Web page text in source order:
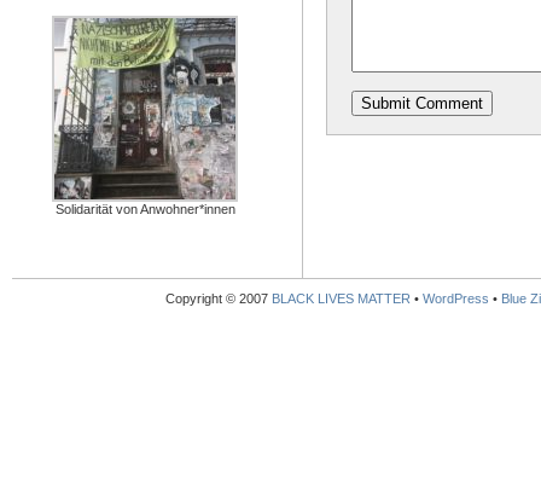
Solidarität von Anwohner*innen
Copyright © 2007 BLACK LIVES MATTER • WordPress • Blue